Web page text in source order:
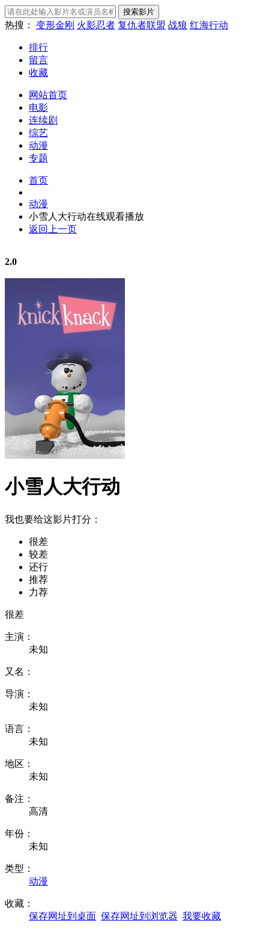
热搜： 变形金刚 火影忍者 复仇者联盟 战狼 红海行动
排行
留言
收藏
网站首页
电影
连续剧
综艺
动漫
专题
首页
动漫
小雪人大行动在线观看播放
返回上一页
2.0
小雪人大行动
我也要给这影片打分：
很差
较差
还行
推荐
力荐
很差
主演：
未知
又名：
导演：
未知
语言：
未知
地区：
未知
备注：
高清
年份：
未知
类型：
动漫
收藏：
保存网址到桌面 保存网址到浏览器 我要收藏